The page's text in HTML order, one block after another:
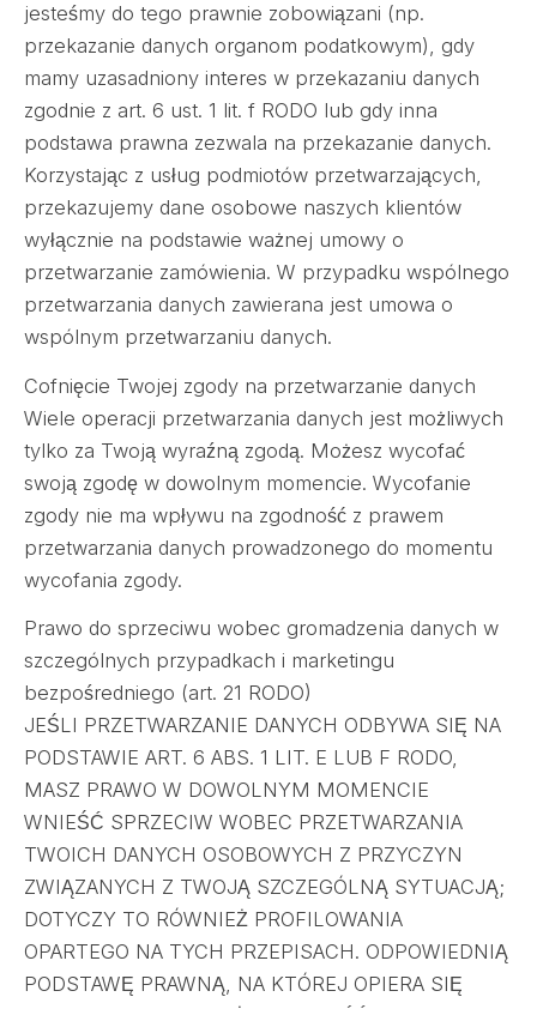
jesteśmy do tego prawnie zobowiązani (np.
przekazanie danych organom podatkowym), gdy
mamy uzasadniony interes w przekazaniu danych
zgodnie z art. 6 ust. 1 lit. f RODO lub gdy inna
podstawa prawna zezwala na przekazanie danych.
Korzystając z usług podmiotów przetwarzających,
przekazujemy dane osobowe naszych klientów
wyłącznie na podstawie ważnej umowy o
przetwarzanie zamówienia. W przypadku wspólnego
przetwarzania danych zawierana jest umowa o
wspólnym przetwarzaniu danych.
Cofnięcie Twojej zgody na przetwarzanie danych
Wiele operacji przetwarzania danych jest możliwych
tylko za Twoją wyraźną zgodą. Możesz wycofać
swoją zgodę w dowolnym momencie. Wycofanie
zgody nie ma wpływu na zgodność z prawem
przetwarzania danych prowadzonego do momentu
wycofania zgody.
Prawo do sprzeciwu wobec gromadzenia danych w
szczególnych przypadkach i marketingu
bezpośredniego (art. 21 RODO)
JEŚLI PRZETWARZANIE DANYCH ODBYWA SIĘ NA
PODSTAWIE ART. 6 ABS. 1 LIT. E LUB F RODO,
MASZ PRAWO W DOWOLNYM MOMENCIE
WNIEŚĆ SPRZECIW WOBEC PRZETWARZANIA
TWOICH DANYCH OSOBOWYCH Z PRZYCZYN
ZWIĄZANYCH Z TWOJĄ SZCZEGÓLNĄ SYTUACJĄ;
DOTYCZY TO RÓWNIEŻ PROFILOWANIA
OPARTEGO NA TYCH PRZEPISACH. ODPOWIEDNIĄ
PODSTAWĘ PRAWNĄ, NA KTÓREJ OPIERA SIĘ